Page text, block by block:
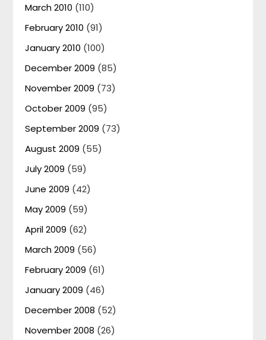
March 2010 (110)
February 2010 (91)
January 2010 (100)
December 2009 (85)
November 2009 (73)
October 2009 (95)
September 2009 (73)
August 2009 (55)
July 2009 (59)
June 2009 (42)
May 2009 (59)
April 2009 (62)
March 2009 (56)
February 2009 (61)
January 2009 (46)
December 2008 (52)
November 2008 (26)